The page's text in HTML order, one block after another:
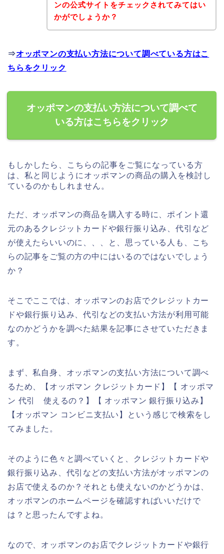
ンの公式サイトをチェックされてみてはい
かがでしょうか？
⇒オッポマンの支払い方法について調べている方はこ
ちらをクリック
オッポマンの支払い方法について調べて
いる方はこちらをクリック
もしかしたら、こちらの記事をご覧になっている方
は、私と同じようにオッポマンの商品の購入を検討し
ているのかもしれません。
ただ、オッポマンの商品を購入する時に、ポイント還
元のあるクレジットカードや銀行振り込み、代引など
が使えたらいいのに、、、と、思っている人も、こち
らの記事をご覧の方の中にはいるのではないでしょう
か？
そこでここでは、オッポマンのお店でクレジットカー
ドや銀行振り込み、代引などの支払い方法が利用可能
なのかどうかを調べた結果を記事にさせていただきま
す。
まず、私自身、オッポマンの支払い方法について調べ
るため、【オッポマン クレジットカード】【 オッポマ
ン 代引 使えるの？】【 オッポマン 銀行振り込み】
【オッポマン コンビニ支払い】という感じで検索をし
てみました。
そのように色々と調べていくと、クレジットカードや
銀行振り込み、代引などの支払い方法がオッポマンの
お店で使えるのか？それとも使えないのかどうかは、
オッポマンのホームページを確認すればいいだけで
は？と思ったんですよね。
なので、オッポマンのお店でクレジットカードや銀行